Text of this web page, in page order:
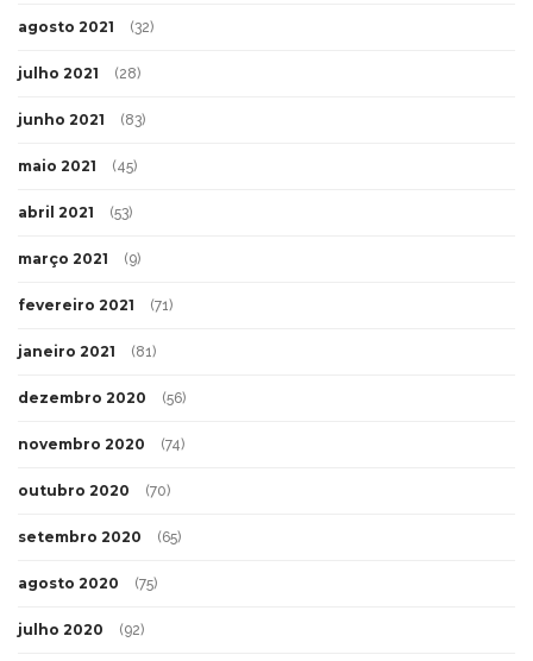
agosto 2021 (32)
julho 2021 (28)
junho 2021 (83)
maio 2021 (45)
abril 2021 (53)
março 2021 (9)
fevereiro 2021 (71)
janeiro 2021 (81)
dezembro 2020 (56)
novembro 2020 (74)
outubro 2020 (70)
setembro 2020 (65)
agosto 2020 (75)
julho 2020 (92)